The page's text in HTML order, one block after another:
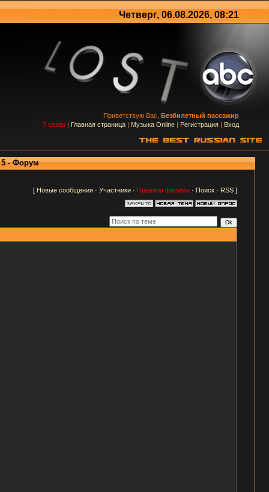
Четверг, 06.08.2026, 08:21
Приветствую Вас, Безбилетный пассажир
7 сезон | Главная страница | Музыка Online | Регистрация | Вход
5 - Форум
[ Новые сообщения· Участники· Правила форума· Поиск· RSS]